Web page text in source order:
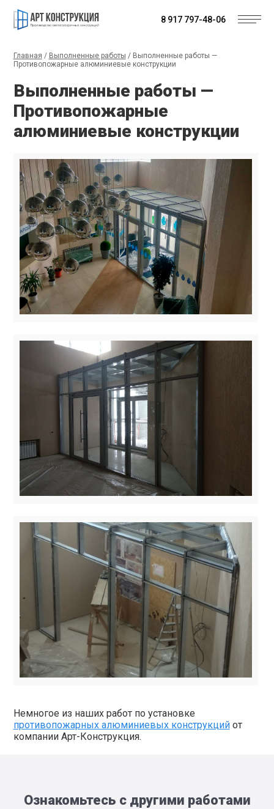
8 917 797-48-06
Главная / Выполненные работы / Выполненные работы —
Противопожарные алюминиевые конструкции
Выполненные работы —
Противопожарные
алюминиевые конструкции
Немногое из наших работ по установке
противопожарных алюминиевых конструкцийот
компании Арт-Конструкция.
Ознакомьтесь с другими работами